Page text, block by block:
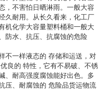
，不害怕日晒淋雨。一般大容
久耐用。从长久看来，化工厂
机化学大容量塑料桶和一般大
防水、抗压、抗腐蚀的危险
不一样液态的 存储和运送，对
良的 特性，它有不易破、不锈
、耐高强度腐蚀能好出色。多
压、耐腐蚀的 危险品货运物流